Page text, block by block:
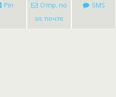
Pin
Отпр. по
эл. почте
SMS